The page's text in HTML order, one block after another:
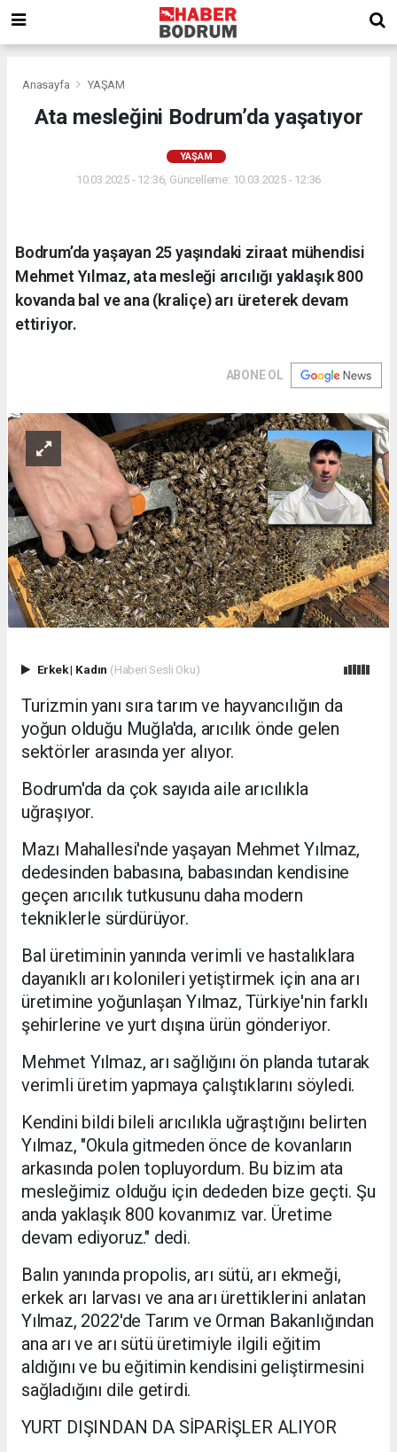
Anasayfa YAŞAM
Ata mesleğini Bodrum’da yaşatıyor
YAŞAM
10.03.2025 - 12:36, Güncelleme: 10.03.2025 - 12:36
Bodrum’da yaşayan 25 yaşındaki ziraat mühendisi
Mehmet Yılmaz, ata mesleği arıcılığı yaklaşık 800
kovanda bal ve ana (kraliçe) arı üreterek devam
ettiriyor.
ABONE OL
Erkek| Kadın (Haberi Sesli Oku)
Turizmin yanı sıra tarım ve hayvancılığın da
yoğun olduğu Muğla'da, arıcılık önde gelen
sektörler arasında yer alıyor.
Bodrum'da da çok sayıda aile arıcılıkla
uğraşıyor.
Mazı Mahallesi'nde yaşayan Mehmet Yılmaz,
dedesinden babasına, babasından kendisine
geçen arıcılık tutkusunu daha modern
tekniklerle sürdürüyor.
Bal üretiminin yanında verimli ve hastalıklara
dayanıklı arı kolonileri yetiştirmek için ana arı
üretimine yoğunlaşan Yılmaz, Türkiye'nin farklı
şehirlerine ve yurt dışına ürün gönderiyor.
Mehmet Yılmaz, arı sağlığını ön planda tutarak
verimli üretim yapmaya çalıştıklarını söyledi.
Kendini bildi bileli arıcılıkla uğraştığını belirten
Yılmaz, "Okula gitmeden önce de kovanların
arkasında polen topluyordum. Bu bizim ata
mesleğimiz olduğu için dededen bize geçti. Şu
anda yaklaşık 800 kovanımız var. Üretime
devam ediyoruz." dedi.
Balın yanında propolis, arı sütü, arı ekmeği,
erkek arı larvası ve ana arı ürettiklerini anlatan
Yılmaz, 2022'de Tarım ve Orman Bakanlığından
ana arı ve arı sütü üretimiyle ilgili eğitim
aldığını ve bu eğitimin kendisini geliştirmesini
sağladığını dile getirdi.
YURT DIŞINDAN DA SİPARİŞLER ALIYOR